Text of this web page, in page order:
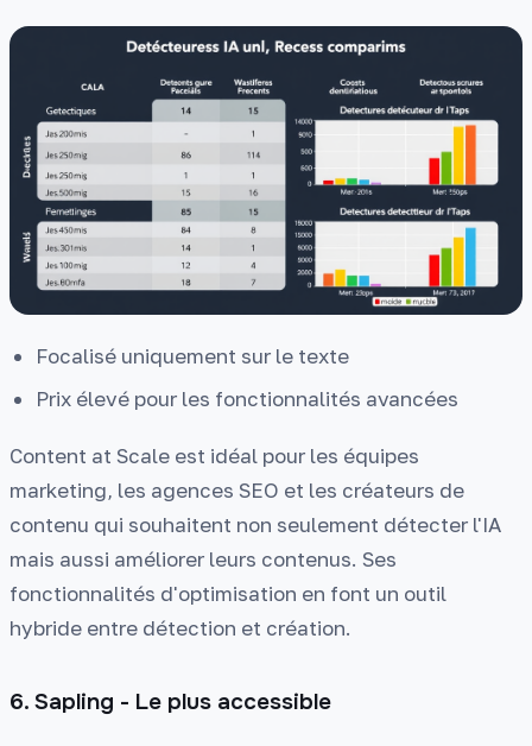
Focalisé uniquement sur le texte
Prix élevé pour les fonctionnalités avancées
Content at Scale est idéal pour les équipes
marketing, les agences SEO et les créateurs de
contenu qui souhaitent non seulement détecter l'IA
mais aussi améliorer leurs contenus. Ses
fonctionnalités d'optimisation en font un outil
hybride entre détection et création.
6. Sapling - Le plus accessible